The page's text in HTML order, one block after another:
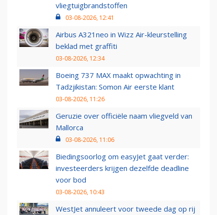
vliegtuigbrandstoffen
03-08-2026, 12:41
Airbus A321neo in Wizz Air-kleurstelling
beklad met graffiti
03-08-2026, 12:34
Boeing 737 MAX maakt opwachting in
Tadzjikistan: Somon Air eerste klant
03-08-2026, 11:26
Geruzie over officiële naam vliegveld van
Mallorca
03-08-2026, 11:06
Biedingsoorlog om easyJet gaat verder:
investeerders krijgen dezelfde deadline
voor bod
03-08-2026, 10:43
WestJet annuleert voor tweede dag op rij